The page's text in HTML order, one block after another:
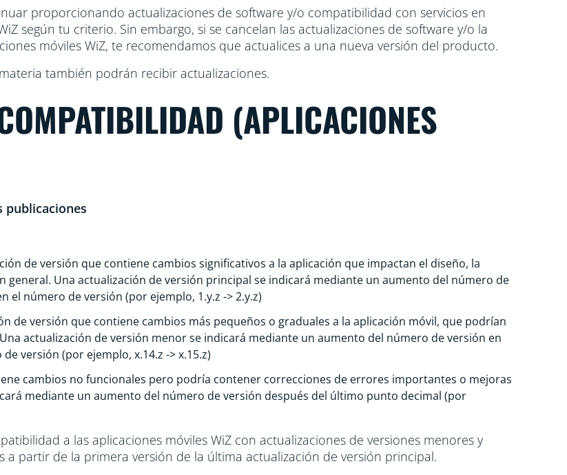
proporcionando actualizaciones de software y/o compatibilidad con servicios en
según tu criterio. Sin embargo, si se cancelan las actualizaciones de software y/o la
móviles WiZ, te recomendamos que actualices a una nueva versión del producto.
también podrán recibir actualizaciones.
(APLICACIONES
publicaciones
de versión que contiene cambios significativos a la aplicación que impactan el diseño, la
Una actualización de versión principal se indicará mediante un aumento del número de
número de versión (por ejemplo, 1.y.z -> 2.y.z)
de versión que contiene cambios más pequeños o graduales a la aplicación móvil, que podrían
actualización de versión menor se indicará mediante un aumento del número de versión en
versión (por ejemplo, x.14.z -> x.15.z)
cambios no funcionales pero podría contener correcciones de errores importantes o mejoras
mediante un aumento del número de versión después del último punto decimal (por
a las aplicaciones móviles WiZ con actualizaciones de versiones menores y
partir de la primera versión de la última actualización de versión principal.